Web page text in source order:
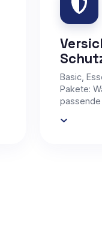
Basic,
Pakete:
passende